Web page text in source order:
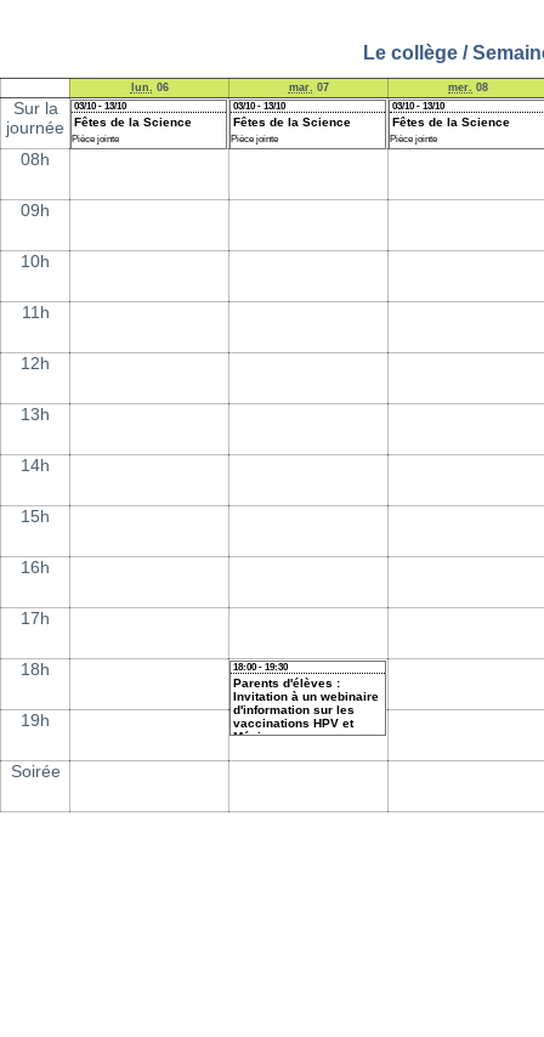
Le collège /
03/10 - 13/10
Fêtes de la Science
Pièce jointe
03/10 - 13/10
Fêtes de la Science
Pièce jointe
18:00 - 19:30
Parents d'élèves :
Invitation à un webinaire
d'information sur les
vaccinations HPV et
Méningocoque
03/10 - 13/10
Fêtes de la Science
Pièce jointe
lun. 06 mar. 07 mer. 08
Sur la
journée
08h
09h
10h
11h
12h
13h
14h
15h
16h
17h
18h
19h
Soirée